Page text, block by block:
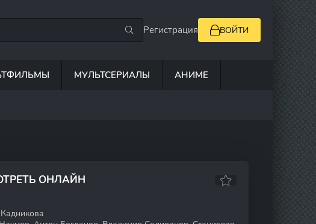
Регистрация ВОЙТИ
МУЛЬТСЕРИАЛЫ АНИМЕ
ОНЛАЙН